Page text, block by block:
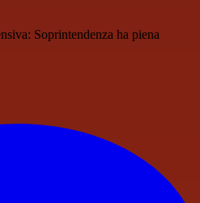
Soprintendenza ha piena